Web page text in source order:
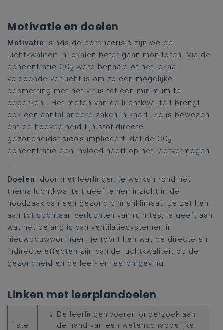
Motivatie en doelen
Motivatie: sinds de coronacrisis zijn we de
luchtkwaliteit in lokalen beter gaan monitoren. Via de
concentratie CO2 werd bepaald of het lokaal
voldoende verlucht is om zo een mogelijke
besmetting met het virus tot een minimum te
beperken. Het meten van de luchtkwaliteit brengt
ook een aantal andere zaken in kaart. Zo is bewezen
dat de hoeveelheid fijn stof directe
gezondheidsrisico's impliceert, dat de CO2-
concentratie een invloed heeft op het leervermogen
...
Doelen: door met leerlingen te werken rond het
thema luchtkwaliteit geef je hen inzicht in de
noodzaak van een gezond binnenklimaat. Je zet hen
aan tot spontaan verluchten van ruimtes, je geeft aan
wat het belang is van ventilatiesystemen in
nieuwbouwwoningen, je toont hen wat de directe en
indirecte effecten zijn van de luchtkwaliteit op de
gezondheid en de leef- en leeromgeving.
Linken met leerplandoelen
1ste
De leerlingen voeren onderzoek aan
de hand van een wetenschappelijke